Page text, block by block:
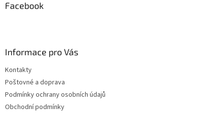
Facebook
Informace pro Vás
Kontakty
Poštovné a doprava
Podmínky ochrany osobních údajů
Obchodní podmínky